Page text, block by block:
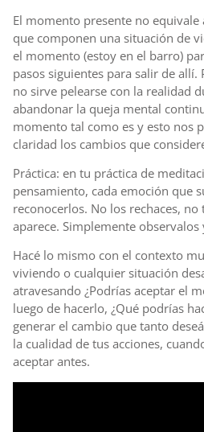
El momento presente no
que componen una situación de
el momento (estoy en el barro)
pasos siguientes para salir de allí.
no sirve pelearse con la realidad
abandonar la queja mental
momento tal como es y esto nos
claridad los cambios que
Práctica: en tu práctica de
pensamiento, cada emoción que
reconocerlos. No los rechaces, no
aparece. Simplemente observalos
Hacé lo mismo con el contexto
viviendo o cualquier situación
atravesando ¿Podrías aceptar el
luego de hacerlo, ¿Qué podrías
generar el cambio que tanto
la cualidad de tus acciones,
aceptar antes.